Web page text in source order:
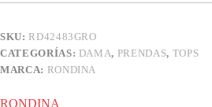
SKU: RD42483GRO
CATEGORÍAS: DAMA, PRENDAS, TOPS
MARCA: RONDINA
RONDINA